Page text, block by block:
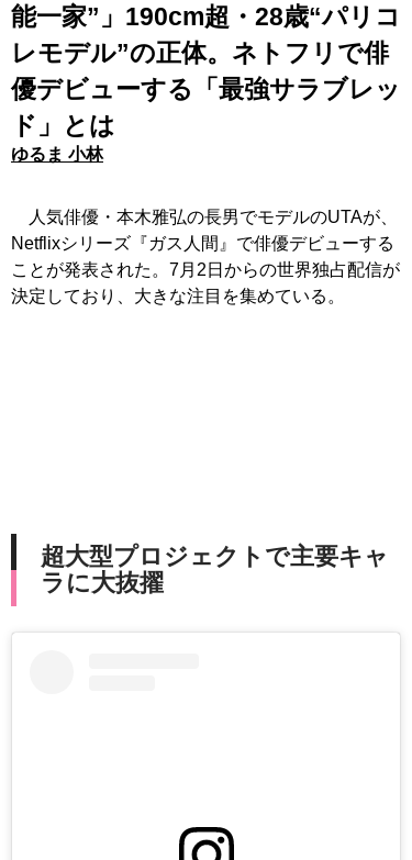
能一家”」190cm超・28歳“パリコ
レモデル”の正体。ネトフリで俳
優デビューする「最強サラブレッ
ド」とは
ゆるま 小林
人気俳優・本木雅弘の長男でモデルのUTAが、
Netflixシリーズ『ガス人間』で俳優デビューする
ことが発表された。7月2日からの世界独占配信が
決定しており、大きな注目を集めている。
超大型プロジェクトで主要キャ
ラに大抜擢